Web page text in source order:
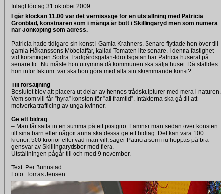
Inlagt lördag 31 oktober 2009
I går klockan 11.00 var det vernissage för en utställning med Patricia
Grönblad, konstnären som i många år bott i Skillingaryd men som numera
har Jönköping som adress.
Patricia hade tidigare sin konst i Gamla Krahners. Senare flyttade hon över till
gamla Håkanssons Möbelaffär, kallad Tomaten lite senare. I denna fastighet
vid korsningen Södra Trädgårdsgatan-Idrottsgatan har Patricia huserat på
senare tid. Nu måste hon utrymma då kommunen ska sälja huset. Då ställdes
hon inför faktum: var ska hon göra med alla sin skrymmande konst?
Till försäljning
Beslutet blev att placera ut delar av hennes trådskulpturer med mera i naturen.
Vem som vill får ”hyra” konsten för ”all framtid”. Intäkterna ska gå till att
motverka trafficing av unga kvinnor.
Ge ett bidrag
– Man får sätta in en summa på ett postgiro. Lämnar man sedan över konsten
till sina barn eller någon anna ska dessa ge ett bidrag. Det kan vara 100
kronor, 500 kronor eller vad man vill, säger Patricia som nu hoppas på bra
gensvar av Skillingarydsbor med flera.
Utställningen pågår till och med 9 november.
Text: Per Bunnstad
Foto: Tomas Jensen